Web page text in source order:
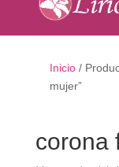
Inicio/
mujer”
corona